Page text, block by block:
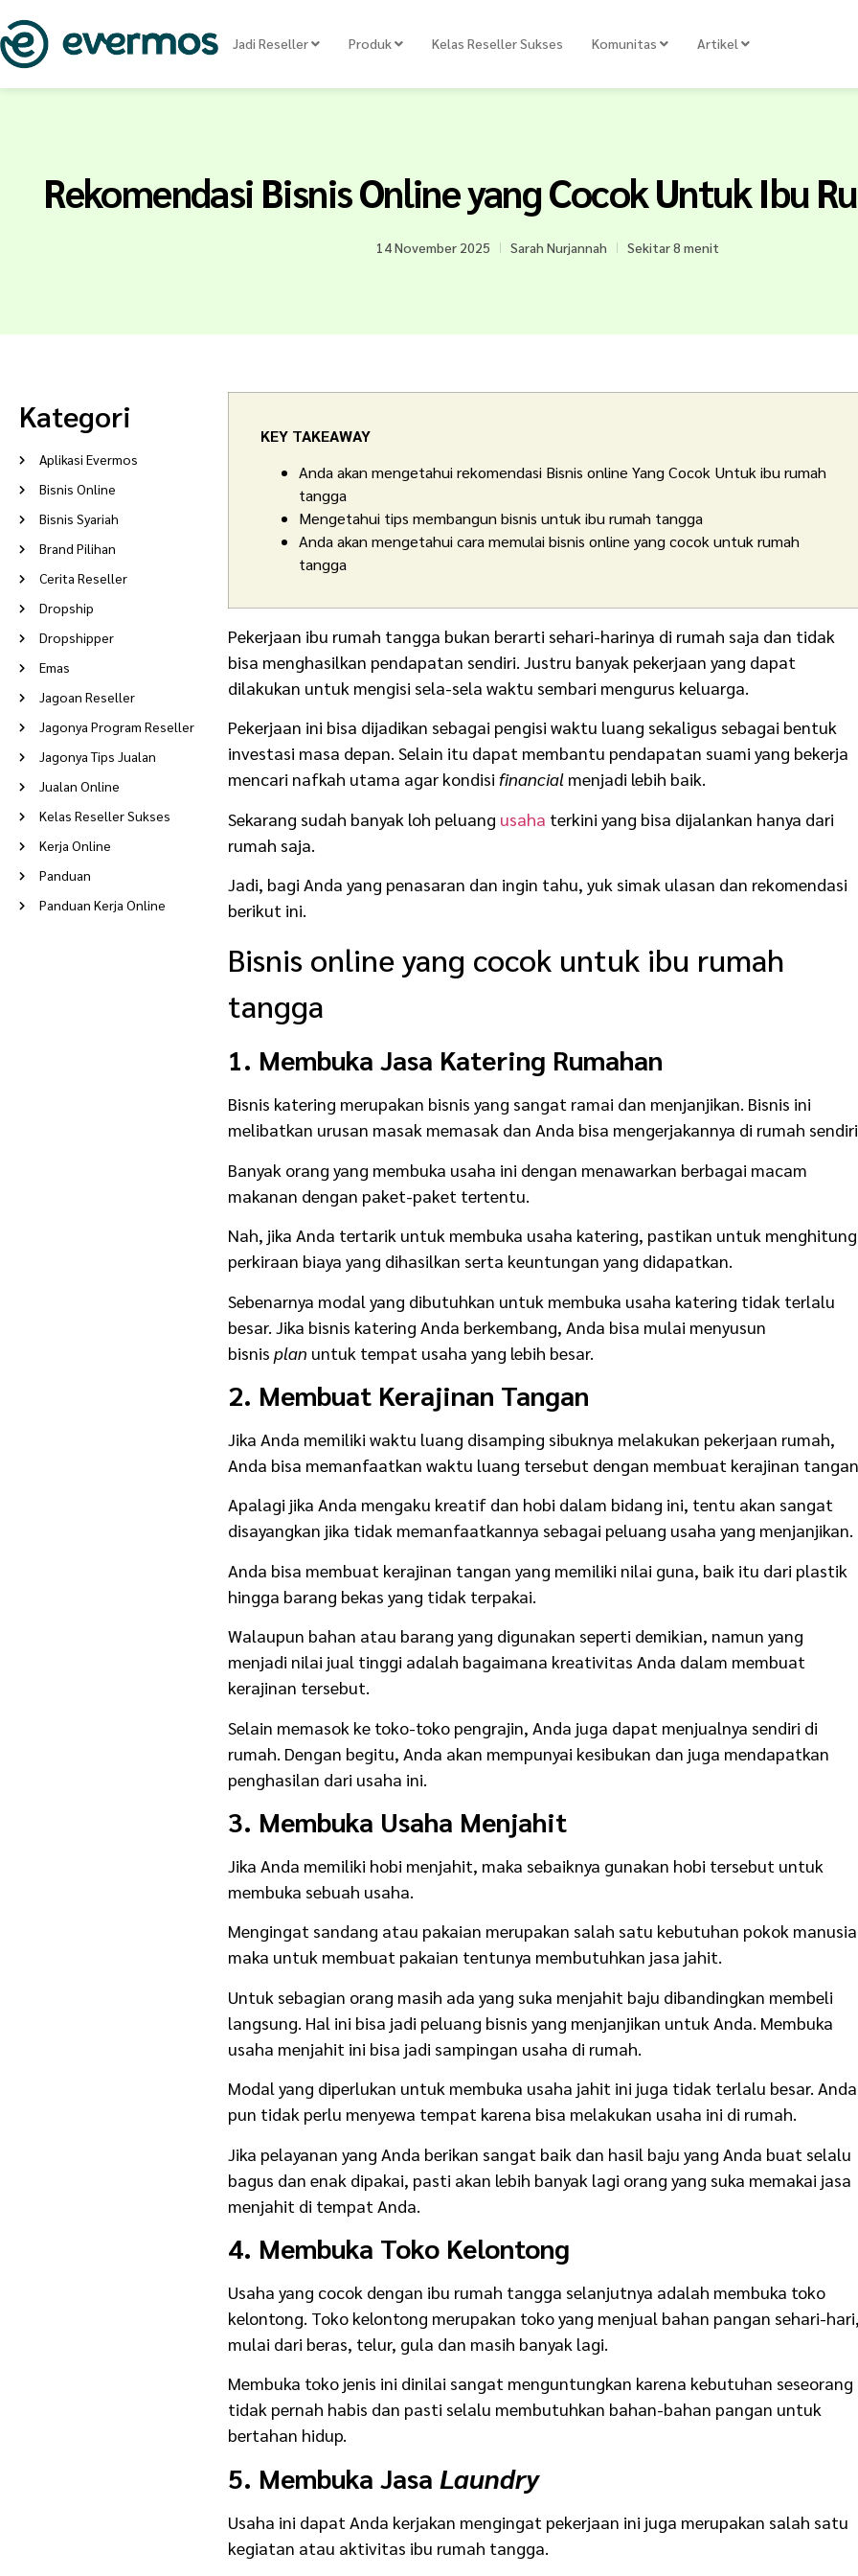
Jadi Reseller Produk Kelas Reseller Sukses Komunitas Artikel
Rekomendasi Bisnis Online yang Cocok Untuk Ibu
14 November 2025 Sarah Nurjannah Sekitar 8 menit
Kategori
Aplikasi Evermos
Bisnis Online
Bisnis Syariah
Brand Pilihan
Cerita Reseller
Dropship
Dropshipper
Emas
Jagoan Reseller
Jagonya Program Reseller
Jagonya Tips Jualan
Jualan Online
Kelas Reseller Sukses
Kerja Online
Panduan
Panduan Kerja Online
KEY TAKEAWAY
Anda akan mengetahui rekomendasi Bisnis online Yang Cocok Untuk ibu rumah
tangga
Mengetahui tips membangun bisnis untuk ibu rumah tangga
Anda akan mengetahui cara memulai bisnis online yang cocok untuk rumah
tangga
Pekerjaan ibu rumah tangga bukan berarti sehari-harinya di rumah saja dan tidak
bisa menghasilkan pendapatan sendiri. Justru banyak pekerjaan yang dapat
dilakukan untuk mengisi sela-sela waktu sembari mengurus keluarga.
Pekerjaan ini bisa dijadikan sebagai pengisi waktu luang sekaligus sebagai bentuk
investasi masa depan. Selain itu dapat membantu pendapatan suami yang bekerja
mencari nafkah utama agar kondisi financial menjadi lebih baik.
Sekarang sudah banyak loh peluang usaha terkini yang bisa dijalankan hanya dari
rumah saja.
Jadi, bagi Anda yang penasaran dan ingin tahu, yuk simak ulasan dan rekomendasi
berikut ini.
Bisnis online yang cocok untuk ibu rumah
tangga
1. Membuka Jasa Katering Rumahan
Bisnis katering merupakan bisnis yang sangat ramai dan menjanjikan. Bisnis ini
melibatkan urusan masak memasak dan Anda bisa mengerjakannya di rumah
Banyak orang yang membuka usaha ini dengan menawarkan berbagai macam
makanan dengan paket-paket tertentu.
Nah, jika Anda tertarik untuk membuka usaha katering, pastikan untuk menghitung
perkiraan biaya yang dihasilkan serta keuntungan yang didapatkan.
Sebenarnya modal yang dibutuhkan untuk membuka usaha katering tidak terlalu
besar. Jika bisnis katering Anda berkembang, Anda bisa mulai menyusun
bisnis plan untuk tempat usaha yang lebih besar.
2. Membuat Kerajinan Tangan
Jika Anda memiliki waktu luang disamping sibuknya melakukan pekerjaan rumah,
Anda bisa memanfaatkan waktu luang tersebut dengan membuat kerajinan
Apalagi jika Anda mengaku kreatif dan hobi dalam bidang ini, tentu akan sangat
disayangkan jika tidak memanfaatkannya sebagai peluang usaha yang menjanjikan.
Anda bisa membuat kerajinan tangan yang memiliki nilai guna, baik itu dari plastik
hingga barang bekas yang tidak terpakai.
Walaupun bahan atau barang yang digunakan seperti demikian, namun yang
menjadi nilai jual tinggi adalah bagaimana kreativitas Anda dalam membuat
kerajinan tersebut.
Selain memasok ke toko-toko pengrajin, Anda juga dapat menjualnya sendiri di
rumah. Dengan begitu, Anda akan mempunyai kesibukan dan juga mendapatkan
penghasilan dari usaha ini.
3. Membuka Usaha Menjahit
Jika Anda memiliki hobi menjahit, maka sebaiknya gunakan hobi tersebut untuk
membuka sebuah usaha.
Mengingat sandang atau pakaian merupakan salah satu kebutuhan pokok
maka untuk membuat pakaian tentunya membutuhkan jasa jahit.
Untuk sebagian orang masih ada yang suka menjahit baju dibandingkan membeli
langsung. Hal ini bisa jadi peluang bisnis yang menjanjikan untuk Anda. Membuka
usaha menjahit ini bisa jadi sampingan usaha di rumah.
Modal yang diperlukan untuk membuka usaha jahit ini juga tidak terlalu besar. Anda
pun tidak perlu menyewa tempat karena bisa melakukan usaha ini di rumah.
Jika pelayanan yang Anda berikan sangat baik dan hasil baju yang Anda buat selalu
bagus dan enak dipakai, pasti akan lebih banyak lagi orang yang suka memakai jasa
menjahit di tempat Anda.
4. Membuka Toko Kelontong
Usaha yang cocok dengan ibu rumah tangga selanjutnya adalah membuka toko
kelontong. Toko kelontong merupakan toko yang menjual bahan pangan sehari-
mulai dari beras, telur, gula dan masih banyak lagi.
Membuka toko jenis ini dinilai sangat menguntungkan karena kebutuhan seseorang
tidak pernah habis dan pasti selalu membutuhkan bahan-bahan pangan untuk
bertahan hidup.
5. Membuka Jasa Laundry
Usaha ini dapat Anda kerjakan mengingat pekerjaan ini juga merupakan salah satu
kegiatan atau aktivitas ibu rumah tangga.